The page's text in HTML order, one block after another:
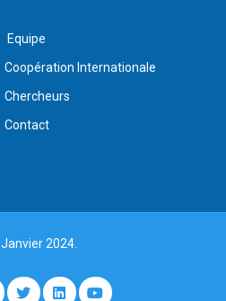
Equipe
Coopération Internationale
Chercheurs
Contact
Janvier 2024.